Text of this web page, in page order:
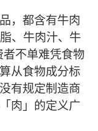
，都含有牛肉
、牛肉汁、牛
不单难凭食物
从食物成分标
有规定制造商
肉」的定义广